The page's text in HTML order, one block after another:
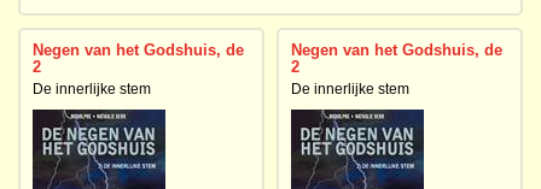
Negen van het Godshuis, de
2
De innerlijke stem
Negen van het Godshuis, de
2
De innerlijke stem